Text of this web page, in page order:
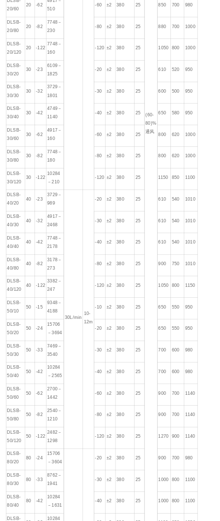
(60-
80)%
通风
20/60
20 -62
510
-60 ±2 380 25 850 700 980
DLSB-
20/80
20 -82
7748－
230
-80 ±2 380 25 880 700 1000
DLSB-
20/120
20 -122
7748－
160
-120 ±2 380 25 1050 800 1000
DLSB-
30/20
30 -23
6109－
1825
-20 ±2 380 25 610 520 950
DLSB-
30/30
30 -32
3729－
1801
-30 ±2 380 25 600 500 950
DLSB-
30/40
30 -42
4749－
1140
-40 ±2 380 25 650 580 950
DLSB-
30/60
30 -62
4917－
160
-60 ±2 380 25 800 620 1000
DLSB-
30/80
30 -82
7748－
180
-80 ±2 380 25 800 620 1000
DLSB-
30/120
30 -122
10284
－210
-120 ±2 380 25 1150 850 1100
DLSB-
40/20
40 -23
3729－
989
30L/min
10-
12m
-20 ±2 380 25 610 540 1010
DLSB-
40/30
40 -32
4917－
2468
-30 ±2 380 25 610 540 1010
DLSB-
40/40
40 -42
7748－
2178
-40 ±2 380 25 610 540 1010
DLSB-
40/80
40 -82
3178－
273
-80 ±2 380 25 900 750 1010
DLSB-
40/120
40 -122
3382－
247
-120 ±2 380 25 1050 800 1150
DLSB-
50/10
50 -15
9348－
4188
-10 ±2 380 25 650 550 950
DLSB-
50/20
50 -24
15706
－3694
-20 ±2 380 25 650 550 950
DLSB-
50/30
50 -33
7469－
3540
-30 ±2 380 25 700 600 980
DLSB-
50/40
50 -42
10284
－2565
-40 ±2 380 25 700 600 980
DLSB-
50/60
50 -62
2700－
1442
-60 ±2 380 25 900 700 1140
DLSB-
50/80
50 -82
2540－
1210
-80 ±2 380 25 900 700 1140
DLSB-
50/120
50 -122
2482－
1298
-120 ±2 380 25 1270 900 1140
DLSB-
80/20
80 -24
15706
－3604
-20 ±2 380 25 900 700 980
DLSB-
80/30
80 -33
8762－
1941
-30 ±2 380 25 1000 800 1100
DLSB-
80/40
80 -42
10284
－1631
-40 ±2 380 25 1000 800 1100
DLSB- 10284